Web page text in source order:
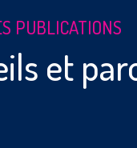
PUBLICATIONS
et